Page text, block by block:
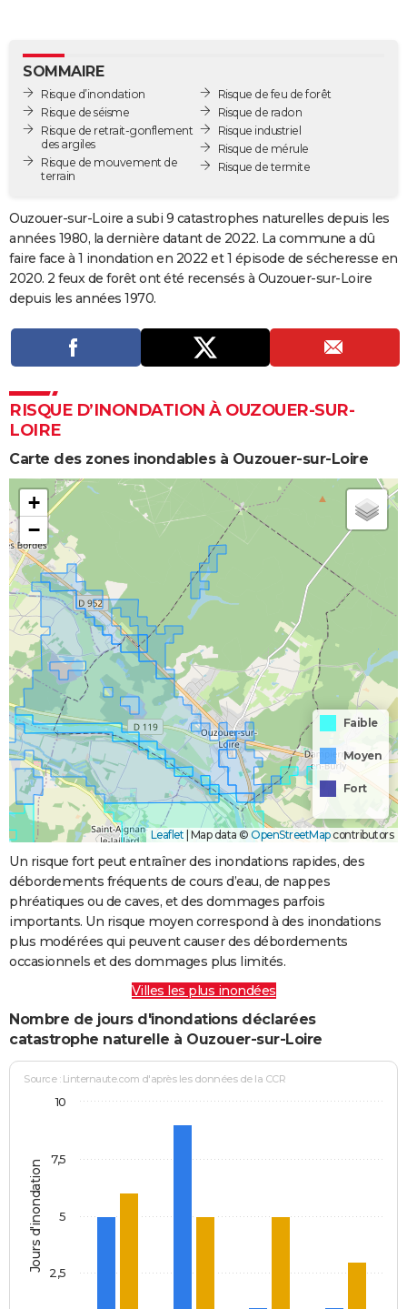
GUIDES D'ACHAT
BONS PLANS
CARTE DE VOEUX
Carte de Noël
Carte Bonne année
Carte Saint-Valentin
Carte Pâques
Carte d'anniversaire
DICTIONNAIRE
COPAINS D'AVANT
S'inscrire
Se connecter
Lycées
Collèges
Primaires
Universités
Entreprises
Service militaire
Avis de recherche
AVIS DE DÉCÈS
SOMMAIRE
Risque d’inondation
Risque de séisme
Risque de retrait-gonflement
des argiles
Risque de mouvement de
terrain
Risque de feu de forêt
Risque de radon
Risque industriel
Risque de mérule
Risque de termite
Ouzouer-sur-Loire a subi 9 catastrophes naturelles depuis les
années 1980, la dernière datant de 2022. La commune a dû
faire face à 1 inondation en 2022 et 1 épisode de sécheresse en
2020. 2 feux de forêt ont été recensés à Ouzouer-sur-Loire
depuis les années 1970.
RISQUE D’INONDATION À OUZOUER-SUR-
LOIRE
Carte des zones inondables à Ouzouer-sur-Loire
+
−
Faible
Moyen
Fort
Leaflet | Map data © OpenStreetMapcontributors
Un risque fort peut entraîner des inondations rapides, des
débordements fréquents de cours d’eau, de nappes
phréatiques ou de caves, et des dommages parfois
importants. Un risque moyen correspond à des inondations
plus modérées qui peuvent causer des débordements
occasionnels et des dommages plus limités.
Villes les plus inondées
Nombre de jours d'inondations déclarées
catastrophe naturelle à Ouzouer-sur-Loire
Jours d'inondation
Source : Linternaute.com d'après les données de la CCR
2,5
5
7,5
10